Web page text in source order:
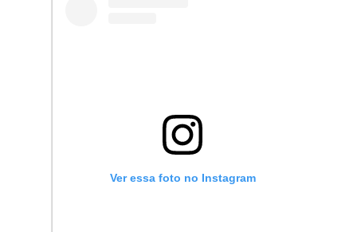
Ver essa foto no Instagram